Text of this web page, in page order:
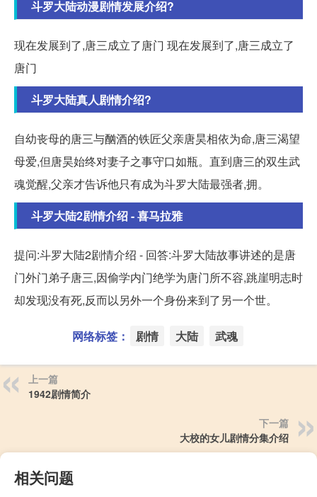
斗罗大陆动漫剧情发展介绍?
现在发展到了,唐三成立了唐门 现在发展到了,唐三成立了
唐门
斗罗大陆真人剧情介绍?
自幼丧母的唐三与酗酒的铁匠父亲唐昊相依为命,唐三渴望
母爱,但唐昊始终对妻子之事守口如瓶。直到唐三的双生武
魂觉醒,父亲才告诉他只有成为斗罗大陆最强者,拥。
斗罗大陆2剧情介绍 - 喜马拉雅
提问:斗罗大陆2剧情介绍 - 回答:斗罗大陆故事讲述的是唐
门外门弟子唐三,因偷学内门绝学为唐门所不容,跳崖明志时
却发现没有死,反而以另外一个身份来到了另一个世。
网络标签： 剧情 大陆 武魂
上一篇
1942剧情简介
下一篇
大校的女儿剧情分集介绍
相关问题